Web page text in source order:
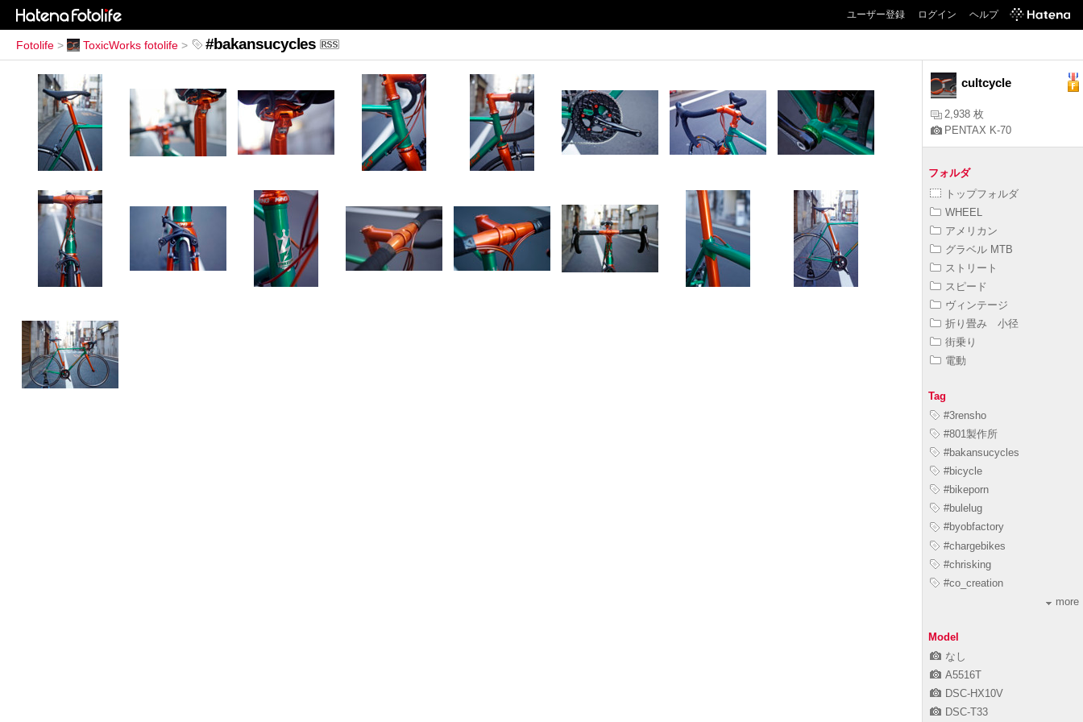
ユーザー登録 ログイン ヘルプ
Fotolife > ToxicWorks fotolife > #bakansucycles
cultcycle
2,938 枚
PENTAX K-70
フォルダ
トップフォルダ
WHEEL
アメリカン
グラベル MTB
ストリート
スピード
ヴィンテージ
折り畳み 小径
街乗り
電動
Tag
#3rensho
#801製作所
#bakansucycles
#bicycle
#bikeporn
#bulelug
#byobfactory
#chargebikes
#chrisking
#co_creation
more
Model
なし
A5516T
DSC-HX10V
DSC-T33